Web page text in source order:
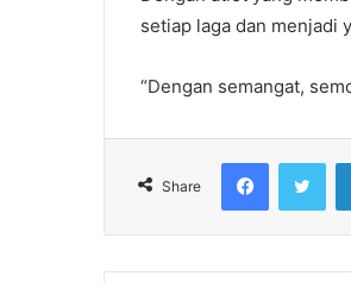
setiap laga dan menjadi
“Dengan semangat,
Share
Facebook